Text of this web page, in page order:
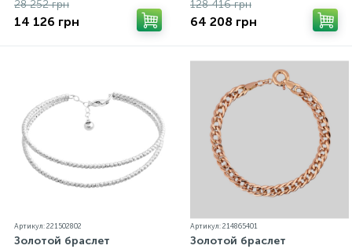
28 252 грн
14 126 грн
128 416 грн
64 208 грн
Артикул: 221502802
Золотой браслет
Артикул: 214865401
Золотой браслет